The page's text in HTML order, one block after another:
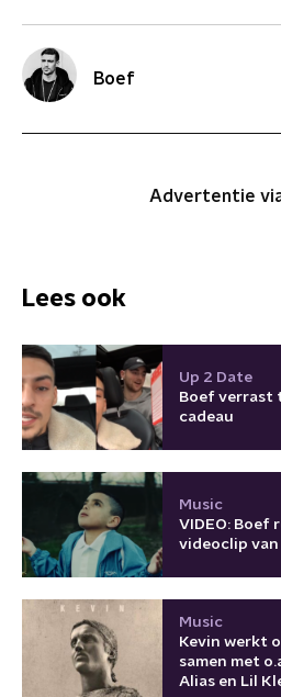
Boef
Advertentie
Lees ook
Up 2 Date
Boef verrast
cadeau
Music
VIDEO: Boef
videoclip van
Music
Kevin werkt
samen met
Alias en Lil